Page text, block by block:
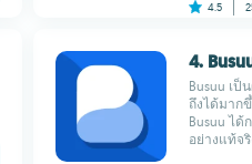
4.5
4.
Busuu เป็
ถึงได้มาก
Busuu ได้
อย่างแท้จ